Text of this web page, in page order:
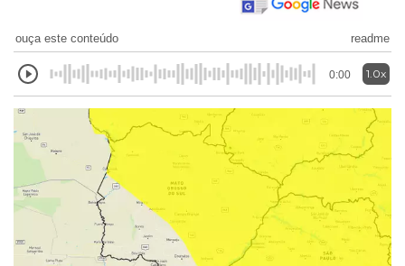
ouça este conteúdo readme
0:00 1.0x